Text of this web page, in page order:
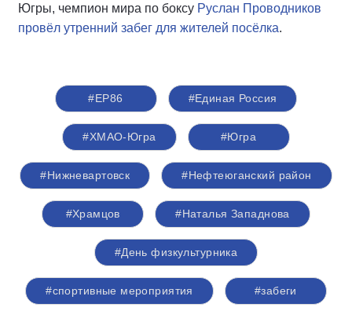
Югры, чемпион мира по боксу Руслан Проводников
провёл утренний забег для жителей посёлка.
#ЕР86 #Единая Россия
#ХМАО-Югра #Югра
#Нижневартовск #Нефтеюганский район
#Храмцов #Наталья Западнова
#День физкультурника
#спортивные мероприятия #забеги